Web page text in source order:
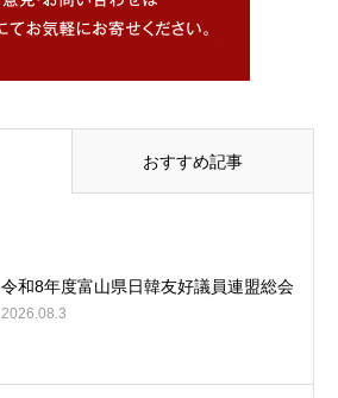
おすすめ記事
令和8年度富山県日韓友好議員連盟総会
2026.08.3